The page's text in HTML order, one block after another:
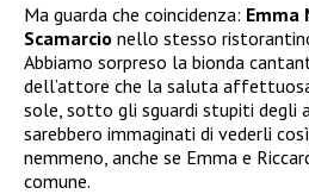
Ma guarda che coincidenza: Emma
Scamarcio nello stesso
Abbiamo sorpreso la bionda
dell’attore che la saluta
sole, sotto gli sguardi stupiti degli
sarebbero immaginati di vederli
nemmeno, anche se Emma e
comune.